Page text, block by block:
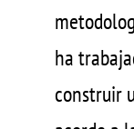
ha
construir